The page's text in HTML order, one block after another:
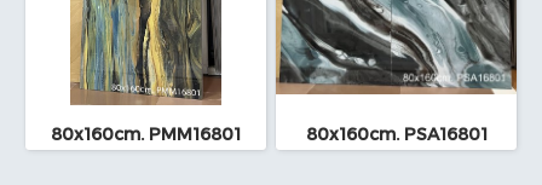
80x160cm. PMM16801 80x160cm. PSA16801